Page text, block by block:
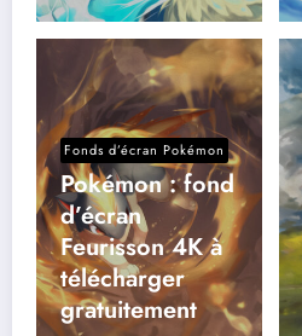
Fonds d’écran Pokémon
Pokémon : fond
d’écran
Feurisson 4K à
télécharger
gratuitement